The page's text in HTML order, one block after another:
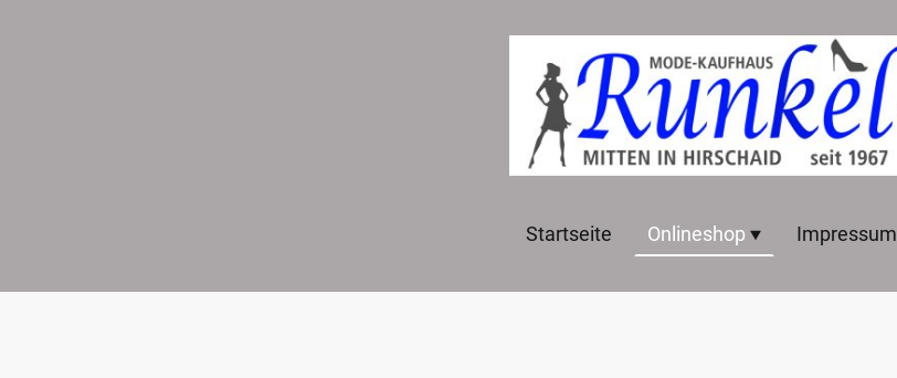
Startseite Onlineshop Impressum